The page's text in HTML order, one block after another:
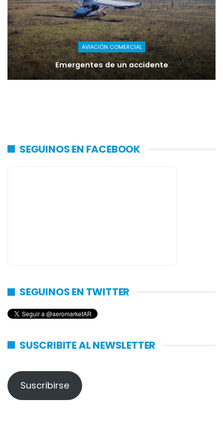
AVIACIÓN COMERCIAL
Emergentes de un accidente
SEGUINOS EN FACEBOOK
SEGUINOS EN TWITTER
SUSCRIBITE AL NEWSLETTER
Suscribirse